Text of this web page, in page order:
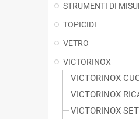
STRUMENTI DI
TOPICIDI
VETRO
VICTORINOX
VICTORINOX
VICTORINOX
VICTORINOX